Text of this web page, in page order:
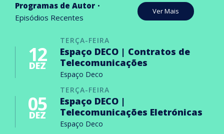
Programas de Autor
Episódios Recentes
Ver Mais
TERÇA-FEIRA
12
DEZ
Espaço DECO | Contratos de
Telecomunicações
Espaço Deco
TERÇA-FEIRA
05
DEZ
Espaço DECO |
Telecomunicações Eletrónicas
Espaço Deco